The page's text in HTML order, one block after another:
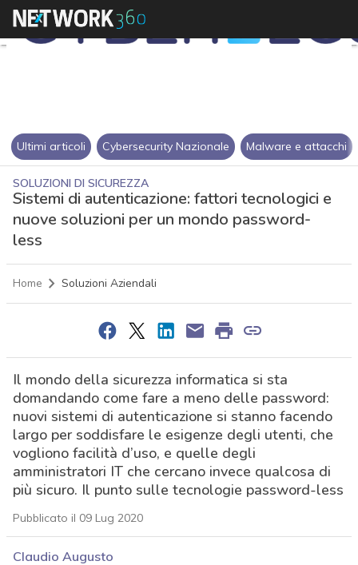
Ultimi articoli Cybersecurity Nazionale Malware e attacchi
SOLUZIONI DI SICUREZZA
Sistemi di autenticazione: fattori tecnologici e
nuove soluzioni per un mondo password-
less
Home Soluzioni Aziendali
Il mondo della sicurezza informatica si sta
domandando come fare a meno delle password:
nuovi sistemi di autenticazione si stanno facendo
largo per soddisfare le esigenze degli utenti, che
vogliono facilità d’uso, e quelle degli
amministratori IT che cercano invece qualcosa di
più sicuro. Il punto sulle tecnologie password-less
Pubblicato il 09 Lug 2020
Claudio Augusto